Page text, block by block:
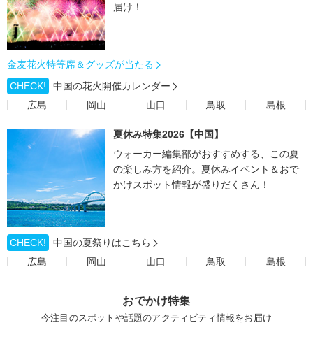
届け！
金麦花火特等席＆グッズが当たる
CHECK!
中国の花火開催カレンダー
広島
岡山 山口 鳥取 島根
夏休み特集2026【中国】
ウォーカー編集部がおすすめする、この夏
の楽しみ方を紹介。夏休みイベント＆おで
かけスポット情報が盛りだくさん！
CHECK!
中国の夏祭りはこちら
広島
岡山 山口 鳥取 島根
おでかけ特集
今注目のスポットや話題のアクティビティ情報をお届け